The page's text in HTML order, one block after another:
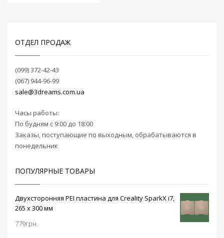
Dulicator 7 (D7) Plus
является наличие
сенсорного дисплея
и автономная
загружаются на USB
носитель, который
принтеру.
открывают широкий
осуществляется с
помощью
сенсорного
расположенного на
передней панели
принтера, упростив
и сделав еще
удобнее контроль
Оснащен датчиками
окончания или
поломки
филамента, а также
функцией
печати.
ОТДЕЛ ПРОДАЖ
(099) 372-42-43
(067) 944-96-99
sale@3dreams.com.ua
Часы работы:
По будням с 9:00 до 18:00
Заказы, поступающие по выходным, обрабатываются в
понедельник
ПОПУЛЯРНЫЕ ТОВАРЫ
Двухсторонняя PEI пластина для Creality SparkX i7,
265 x 300 мм
779грн.